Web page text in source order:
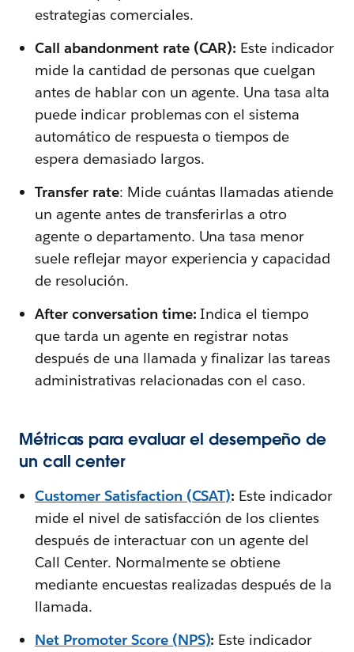
estrategias comerciales.
Call abandonment rate (CAR): Este indicador
mide la cantidad de personas que cuelgan
antes de hablar con un agente. Una tasa alta
puede indicar problemas con el sistema
automático de respuesta o tiempos de
espera demasiado largos.
Transfer rate: Mide cuántas llamadas atiende
un agente antes de transferirlas a otro
agente o departamento. Una tasa menor
suele reflejar mayor experiencia y capacidad
de resolución.
After conversation time: Indica el tiempo
que tarda un agente en registrar notas
después de una llamada y finalizar las tareas
administrativas relacionadas con el caso.
Métricas para evaluar el desempeño de
un call center
Customer Satisfaction (CSAT): Este indicador
mide el nivel de satisfacción de los clientes
después de interactuar con un agente del
Call Center. Normalmente se obtiene
mediante encuestas realizadas después de la
llamada.
Net Promoter Score (NPS): Este indicador